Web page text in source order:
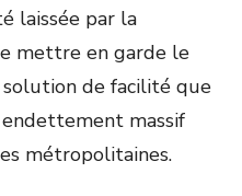
laissée par la
mettre en garde le
de facilité que
massif
métropolitaines.